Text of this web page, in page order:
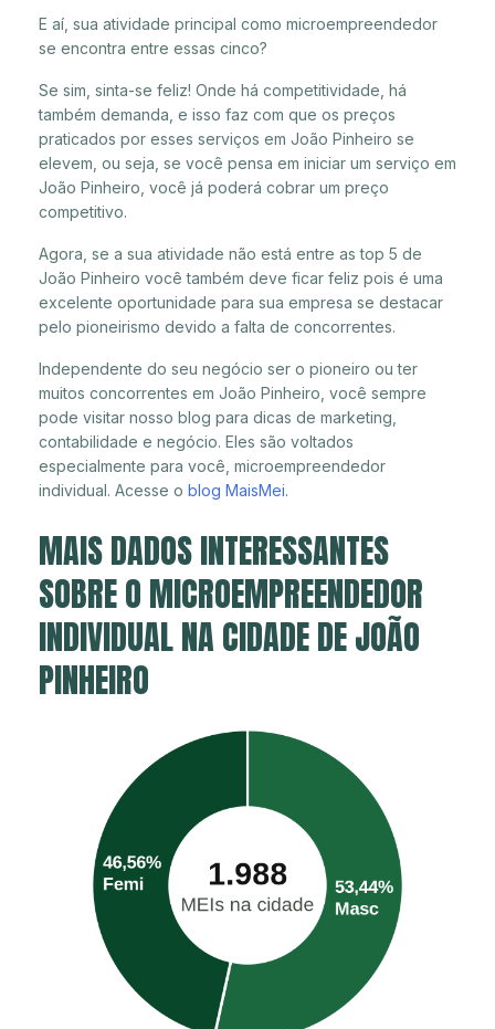
E aí, sua atividade principal como microempreendedor
se encontra entre essas cinco?
Se sim, sinta-se feliz! Onde há competitividade, há
também demanda, e isso faz com que os preços
praticados por esses serviços em João Pinheiro se
elevem, ou seja, se você pensa em iniciar um serviço em
João Pinheiro, você já poderá cobrar um preço
competitivo.
Agora, se a sua atividade não está entre as top 5 de
João Pinheiro você também deve ficar feliz pois é uma
excelente oportunidade para sua empresa se destacar
pelo pioneirismo devido a falta de concorrentes.
Independente do seu negócio ser o pioneiro ou ter
muitos concorrentes em João Pinheiro, você sempre
pode visitar nosso blog para dicas de marketing,
contabilidade e negócio. Eles são voltados
especialmente para você, microempreendedor
individual. Acesse o blog MaisMei.
MAIS DADOS INTERESSANTES
SOBRE O MICROEMPREENDEDOR
INDIVIDUAL NA CIDADE DE JOÃO
PINHEIRO